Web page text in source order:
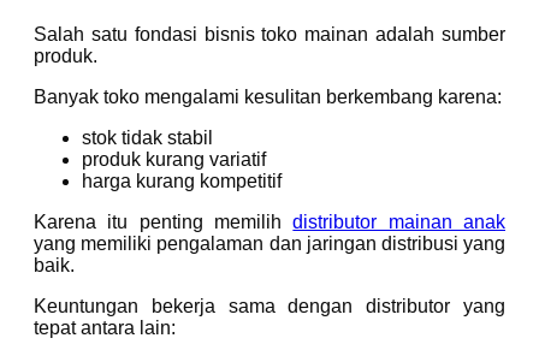
Salah satu fondasi bisnis toko mainan adalah sumber
produk.
Banyak toko mengalami kesulitan berkembang karena:
stok tidak stabil
produk kurang variatif
harga kurang kompetitif
Karena itu penting memilihdistributor mainan anak
yang memiliki pengalaman dan jaringan distribusi yang
baik.
Keuntungan bekerja sama dengan distributor yang
tepat antara lain: